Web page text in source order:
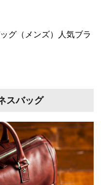
グ（メンズ）人気ブラ
スバッグ